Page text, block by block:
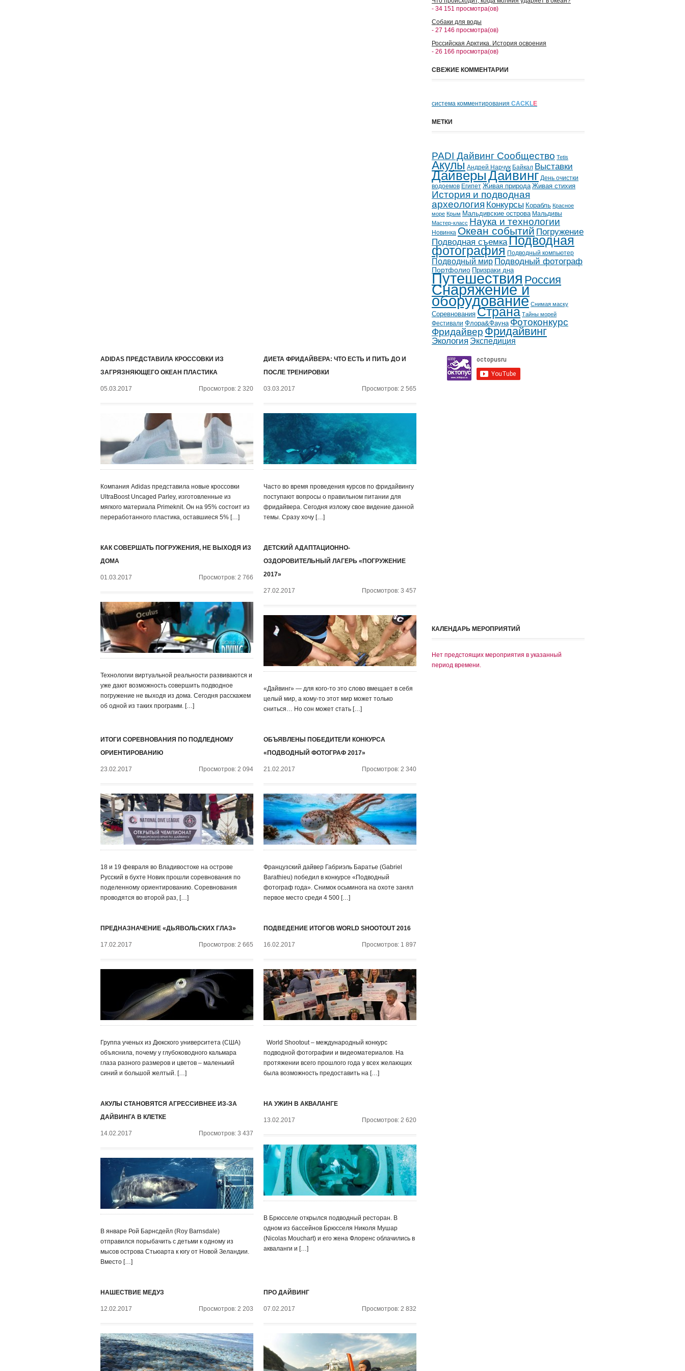
ADIDAS ПРЕДСТАВИЛА КРОССОВКИ ИЗ
ЗАГРЯЗНЯЮЩЕГО ОКЕАН ПЛАСТИКА
05.03.2017 Просмотров: 2 320
Компания Adidas представила новые кроссовки
UltraBoost Uncaged Parley, изготовленные из
мягкого материала Primeknit. Он на 95% состоит из
переработанного пластика, оставшиеся 5% […]
ДИЕТА ФРИДАЙВЕРА: ЧТО ЕСТЬ И ПИТЬ ДО И
ПОСЛЕ ТРЕНИРОВКИ
03.03.2017 Просмотров: 2 565
Часто во время проведения курсов по фридайвингу
поступают вопросы о правильном питании для
фридайвера. Сегодня изложу свое видение данной
темы. Сразу хочу […]
КАК СОВЕРШАТЬ ПОГРУЖЕНИЯ, НЕ ВЫХОДЯ ИЗ
ДОМА
01.03.2017 Просмотров: 2 766
Технологии виртуальной реальности развиваются и
уже дают возможность совершить подводное
погружение не выходя из дома. Сегодня расскажем
об одной из таких программ. […]
ДЕТСКИЙ АДАПТАЦИОННО-
ОЗДОРОВИТЕЛЬНЫЙ ЛАГЕРЬ «ПОГРУЖЕНИЕ
2017»
27.02.2017 Просмотров: 3 457
«Дайвинг» — для кого-то это слово вмещает в себя
целый мир, а кому-то этот мир может только
сниться… Но сон может стать […]
ИТОГИ СОРЕВНОВАНИЯ ПО ПОДЛЕДНОМУ
ОРИЕНТИРОВАНИЮ
23.02.2017 Просмотров: 2 094
18 и 19 февраля во Владивостоке на острове
Русский в бухте Новик прошли соревнования по
поделенному ориентированию. Соревнования
проводятся во второй раз, […]
ОБЪЯВЛЕНЫ ПОБЕДИТЕЛИ КОНКУРСА
«ПОДВОДНЫЙ ФОТОГРАФ 2017»
21.02.2017 Просмотров: 2 340
Французский дайвер Габриэль Баратье (Gabriel
Barathieu) победил в конкурсе «Подводный
фотограф года». Снимок осьминога на охоте занял
первое место среди 4 500 […]
ПРЕДНАЗНАЧЕНИЕ «ДЬЯВОЛЬСКИХ ГЛАЗ»
17.02.2017 Просмотров: 2 665
Группа ученых из Дюкского университета (США)
объяснила, почему у глубоководного кальмара
глаза разного размеров и цветов – маленький
синий и большой желтый. […]
ПОДВЕДЕНИЕ ИТОГОВ WORLD SHOOTOUT 2016
16.02.2017 Просмотров: 1 897
World Shootout – международный конкурс
подводной фотографии и видеоматериалов. На
протяжении всего прошлого года у всех желающих
была возможность предоставить на […]
АКУЛЫ СТАНОВЯТСЯ АГРЕССИВНЕЕ ИЗ-ЗА
ДАЙВИНГА В КЛЕТКЕ
14.02.2017 Просмотров: 3 437
В январе Рой Барнсдейл (Roy Barnsdale)
отправился порыбачить с детьми к одному из
мысов острова Стьюарта к югу от Новой Зеландии.
Вместо […]
НА УЖИН В АКВАЛАНГЕ
13.02.2017 Просмотров: 2 620
В Брюсселе открылся подводный ресторан. В
одном из бассейнов Брюсселя Николя Мушар
(Nicolas Mouchart) и его жена Флоренс облачились в
акваланги и […]
НАШЕСТВИЕ МЕДУЗ
12.02.2017 Просмотров: 2 203
ПРО ДАЙВИНГ
07.02.2017 Просмотров: 2 832
- 34 151 просмотра(ов)
Собаки для воды
- 27 146 просмотра(ов)
Российская Арктика. История освоения
- 26 166 просмотра(ов)
СВЕЖИЕ КОММЕНТАРИИ
система комментирования CACKLE
МЕТКИ
PADI Дайвинг Сообщество Tetis
Акулы Андрей Нарчук Байкал Выставки
ДайверыДайвинг День очистки
водоемов Египет Живая природа Живая стихия
История и подводная
археология Конкурсы Корабль Красное
море Крым Мальдивские острова Мальдивы
Мастер-класс Наука и технологии
Новинка Океан событий Погружение
Подводная съемкаПодводная
фотография Подводный компьютер
Подводный мир Подводный фотограф
Портфолио Призраки дна
Путешествия Россия
Снаряжение и
оборудование Снимая маску
Соревнования Страна Тайны морей
Фестивали Флора&Фауна Фотоконкурс
Фридайвер Фридайвинг
Экология Экспедиция
КАЛЕНДАРЬ МЕРОПРИЯТИЙ
Нет предстоящих мероприятия в указанный
период времени.